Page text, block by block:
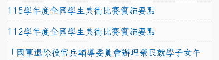
115學年度全國學生美術比賽實施要點
112學年度全國學生美術比賽實施要點
「國軍退除役官兵輔導委員會辦理榮民就學子女午